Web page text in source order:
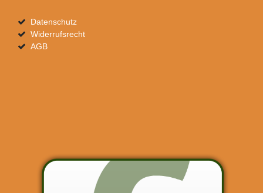
Datenschutz
Widerrufsrecht
AGB